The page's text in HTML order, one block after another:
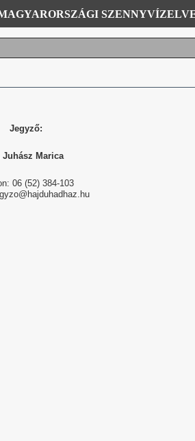
Jegyző:
Juhász Marica
06 (52) 384-103